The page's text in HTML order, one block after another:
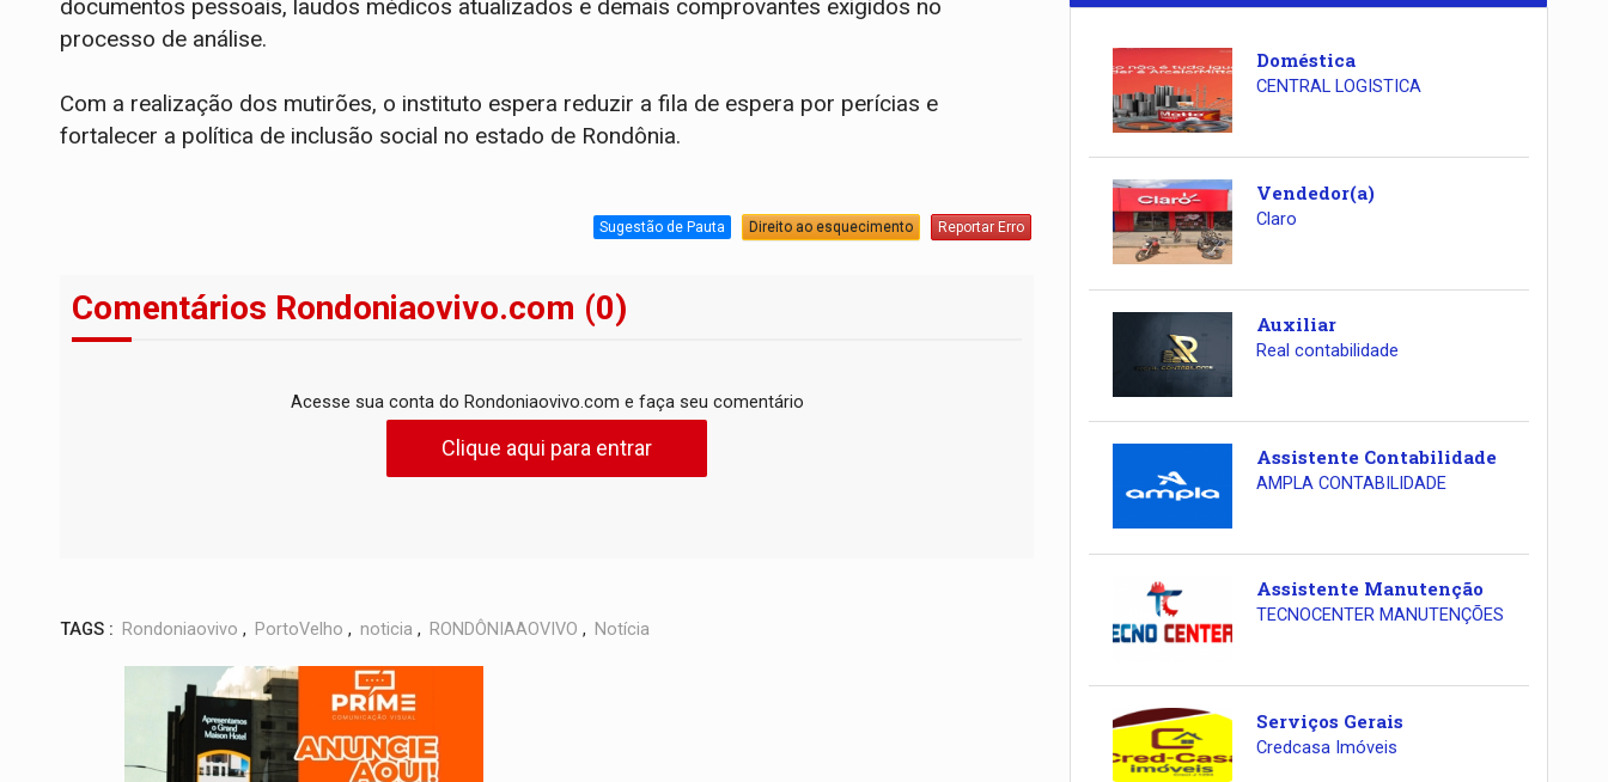
documentos pessoais, laudos médicos atualizados e demais comprovantes exigidos no
processo de análise.
Com a realização dos mutirões, o instituto espera reduzir a fila de espera por perícias e
fortalecer a política de inclusão social no estado de Rondônia.
Sugestão de Pauta Direito ao esquecimento Reportar Erro
Comentários Rondoniaovivo.com (0)
Acesse sua conta do Rondoniaovivo.com e faça seu comentário
Clique aqui para entrar
TAGS : Rondoniaovivo , PortoVelho , noticia , RONDÔNIAAOVIVO , Notícia
Doméstica
CENTRAL LOGISTICA
Vendedor(a)
Claro
Auxiliar
Real contabilidade
Assistente Contabilidade
AMPLA CONTABILIDADE
Assistente Manutenção
TECNOCENTER MANUTENÇÕES
Serviços Gerais
Credcasa Imóveis